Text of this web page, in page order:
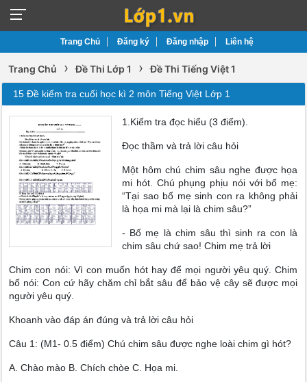
Trang Chủ Đăng ký Đăng nhập Liên hệ
Trang Chủ › Đề Thi Lớp 1 › Đề Thi Tiếng Việt 1
15 Đề kiểm tra cuối học kì 2 môn Tiếng Việt Lớp 1
1.Kiểm tra đọc hiểu (3 điểm).
Đọc thầm và trả lời câu hỏi
Một hôm chú chim sâu nghe được họa
mi hót. Chú phụng phịu nói với bố mẹ:
“Tại sao bố mẹ sinh con ra không phải
là họa mi mà lại là chim sâu?”
- Bố mẹ là chim sâu thì sinh ra con là
chim sâu chứ sao! Chim mẹ trả lời
Chim con nói: Vì con muốn hót hay để mọi người yêu quý. Chim
bố nói: Con cứ hãy chăm chỉ bắt sâu để bảo vệ cây sẽ được mọi
người yêu quý.
Khoanh vào đáp án đúng và trả lời câu hỏi
Câu 1: (M1- 0.5 điểm) Chú chim sâu được nghe loài chim gì hót?
A. Chào mào B. Chích chòe C. Họa mi.